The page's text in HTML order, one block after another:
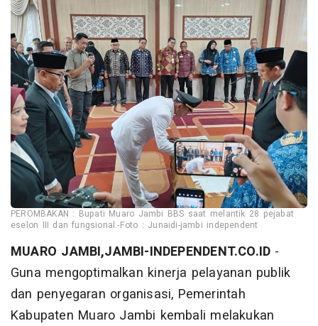
PEROMBAKAN : Bupati Muaro Jambi BBS saat melantik 28 pejabat
eselon III dan fungsional.-Foto : Junaidi-jambi independent
MUARO JAMBI,JAMBI-INDEPENDENT.CO.ID -
Guna mengoptimalkan kinerja pelayanan publik
dan penyegaran organisasi, Pemerintah
Kabupaten Muaro Jambi kembali melakukan